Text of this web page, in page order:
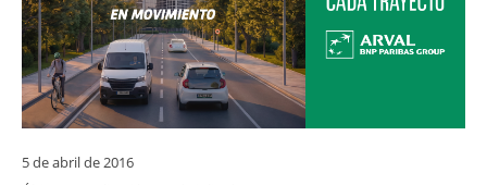
5 de abril de 2016